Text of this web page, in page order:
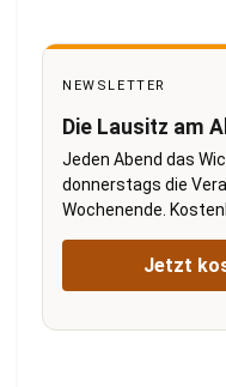
NEWSLETTER
Die Lausitz am
Jeden Abend das
donnerstags die
Wochenende.
Jetzt